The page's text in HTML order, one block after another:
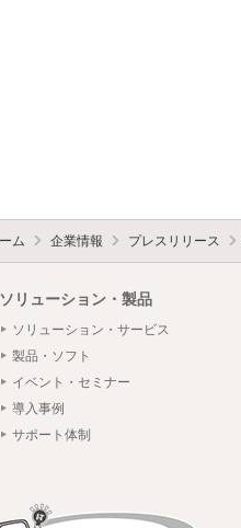
ム 企業情報 プレスリリース
ソリューション・製品
ソリューション・サービス
製品・ソフト
イベント・セミナー
導入事例
サポート体制